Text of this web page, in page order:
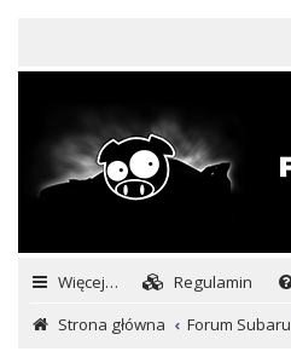
Więcej… Regulamin
Strona główna
Forum Subaru